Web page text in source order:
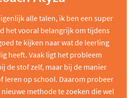
alle talen, ik ben een super
het vooral belangrijk om tijdens
te kijken naar wat de leerling
heeft. Vaak ligt het probleem
de stof zelf, maar bij de manier
leren op school. Daarom probeer
methode te zoeken die wel